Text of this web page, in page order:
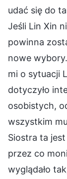
udać się do
Jeśli Lin Xin
powinna
nowe
mi o sytuacji
dotyczyło
osobistych,
wszystkim
Siostra ta
przez co
wyglądało